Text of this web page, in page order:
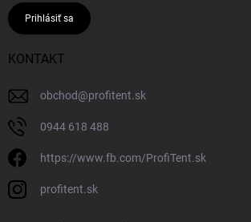
Prihlásiť sa
KONTAKT
obchod@profitent.sk
0944 618 488
https://www.fb.com/ProfiTent.sk
profitent.sk